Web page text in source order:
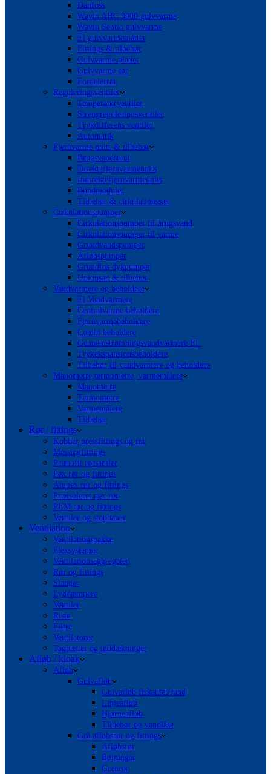
Danfoss
Wavin AHC 9000 gulvvarme
Wavin Sentio gulvvarme
El gulvvarmemåtter
Fittings & tilbehør
Gulvvarme plader
Gulvvarme rør
Fordelerrør
Reguleringsventiler
Temperaturventiler
Strengreguleringsventiler
Trykdifferens ventiler
Automatik
Fjernvarme units & tilbehør
Brugsvandsunit
Direktefjernvarmeunits
Indirektefjernvarmeunits
Bundmoduler
Tilbehør & cirkulationssæt
Cirkulationspumper
Cirkulationspumper til brugsvand
Cirkulationspumper til varme
Grundvandspumper
Afløbspumper
Grundfos dykpumper
Unionsæt & tilbehør
Vandvarmere og beholdere
El Vandvarmere
Centralvarme beholdere
Fjernvarmebeholdere
Combi beholdere
Gennemstrømningsvandvarmere EL
Trykekspansionsbeholdere
Tilbehør til vandvarmere og beholdere
Manometre,termometre, varmemålere
Manometre
Termometre
Varmemålere
Tilbehør
Rør / fittings
Kobber pressfittings og rør
Messingfittings
Primofit rørsamler
Pex rør og fittings
Alupex rør og fittings
Præisoleret pex rør
PEM rør og fittings
Ventiler og stophaner
Ventilation
Ventilationspakke
Flexsystemer
Ventilationsaggregater
Rør og fittings
Slanger
Lyddæmpere
Ventiler
Riste
Filtre
Ventilatorer
Taghætter og inddækninger
Afløb / kloak
Afløb
Gulvafløb
Gulvafløb firkantet/rund
Linjeafløb
Hjørneafløb
Tilbehør og vandlåse
Grå afløbsrør og fittings
Afløbsrør
Bøjninger
Grenrør